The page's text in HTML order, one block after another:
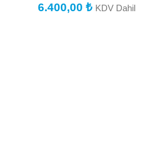
6.400,00 ₺ KDV Dahil